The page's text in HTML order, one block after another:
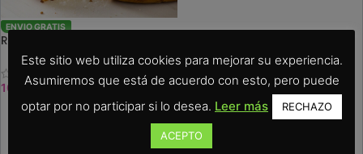
ENVIO GRATIS
Roscón de Reyes
10.00€ - 25.00€
SELEC. OPCIONES
Este sitio web utiliza cookies para mejorar su experiencia.
Asumiremos que está de acuerdo con esto, pero puede
optar por no participar si lo desea. Leer más RECHAZO
ACEPTO